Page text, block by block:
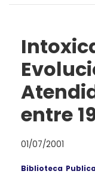
entre
01/07/2001
Biblioteca